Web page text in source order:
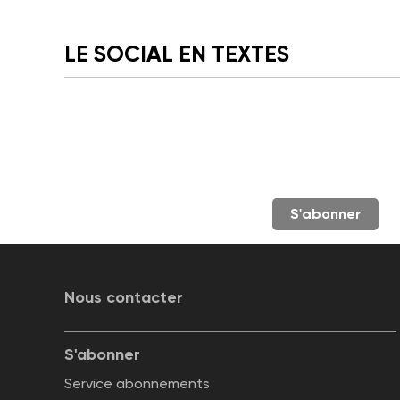
LE SOCIAL EN TEXTES
S'abonner
Nous contacter
S'abonner
Service abonnements